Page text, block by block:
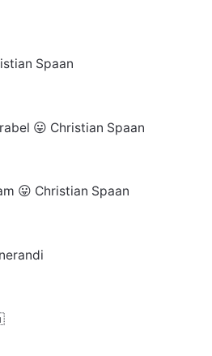
Spaan
😛 Christian Spaan
😛 Christian Spaan